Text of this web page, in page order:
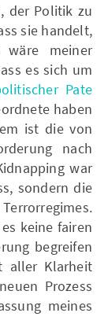
der Politik zu
sie handelt,
meiner
es sich um
Pate
haben
ist die von
nach
war
sondern die
keine fairen
begreifen
aller Klarheit
Prozess
meines